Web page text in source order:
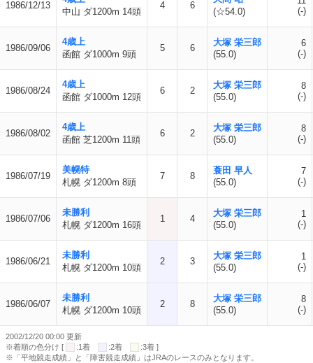
1986/12/13
中山 ダ1200m 14頭
4 6
(☆54.0)
(-)
1986/09/06
4歳上
函館 ダ1000m 9頭
5 6
大塚 栄三郎
(55.0)
6
(-)
1986/08/24
4歳上
函館 ダ1000m 12頭
6 2
大塚 栄三郎
(55.0)
8
(-)
1986/08/02
4歳上
函館 芝1200m 11頭
6 2
大塚 栄三郎
(55.0)
8
(-)
1986/07/19
美幌特
札幌 ダ1200m 8頭
7 8
蓑田 早人
(55.0)
7
(-)
1986/07/06
未勝利
札幌 ダ1200m 16頭
1 4
大塚 栄三郎
(55.0)
1
(-)
1986/06/21
未勝利
札幌 ダ1200m 10頭
2 3
大塚 栄三郎
(55.0)
1
(-)
1986/06/07
未勝利
札幌 ダ1200m 10頭
2 8
大塚 栄三郎
(55.0)
8
(-)
2002/12/20 00:00 更新
※着順の色分け [
:1着 :2着
:3着 ]
※「平地競走成績」と「障害競走成績」はJRAのレースのみとなります。